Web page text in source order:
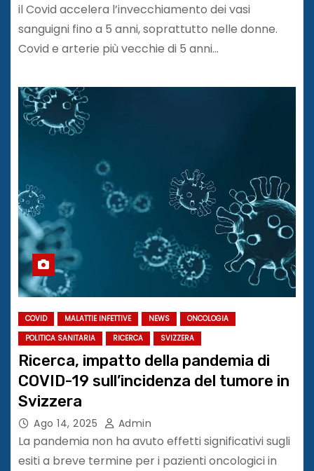
il Covid accelera l’invecchiamento dei vasi
sanguigni fino a 5 anni, soprattutto nelle donne.
Covid e arterie più vecchie di 5 anni…
COVID MALATTIE INFETTIVE NEWS
ONCOLOGIA
POLITICA SANITARIA
RICERCA SVIZZERA
Ricerca, impatto della pandemia di
COVID-19 sull’incidenza del tumore in
Svizzera
Ago 14, 2025 Admin
La pandemia non ha avuto effetti significativi sugli
esiti a breve termine per i pazienti oncologici in